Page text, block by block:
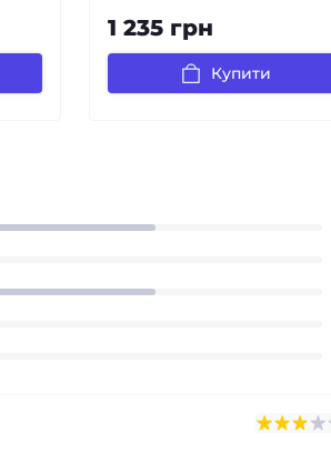
1 235 грн
Купити